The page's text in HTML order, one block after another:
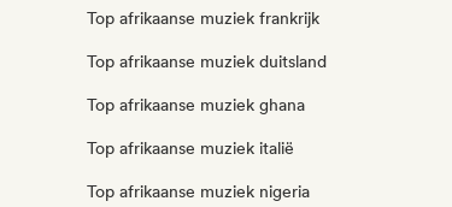
Top afrikaanse muziek frankrijk
Top afrikaanse muziek duitsland
Top afrikaanse muziek ghana
Top afrikaanse muziek italië
Top afrikaanse muziek nigeria